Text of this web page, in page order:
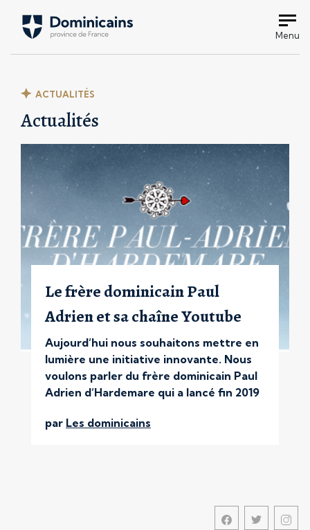
Menu
ACTUALITÉS
Actualités
Le frère dominicain Paul
Adrien et sa chaîne Youtube
Aujourd’hui nous souhaitons mettre en
lumière une initiative innovante. Nous
voulons parler du frère dominicain Paul
Adrien d’Hardemare qui a lancé fin 2019
étonne ? Rassurez-vous, être
par Les dominicains